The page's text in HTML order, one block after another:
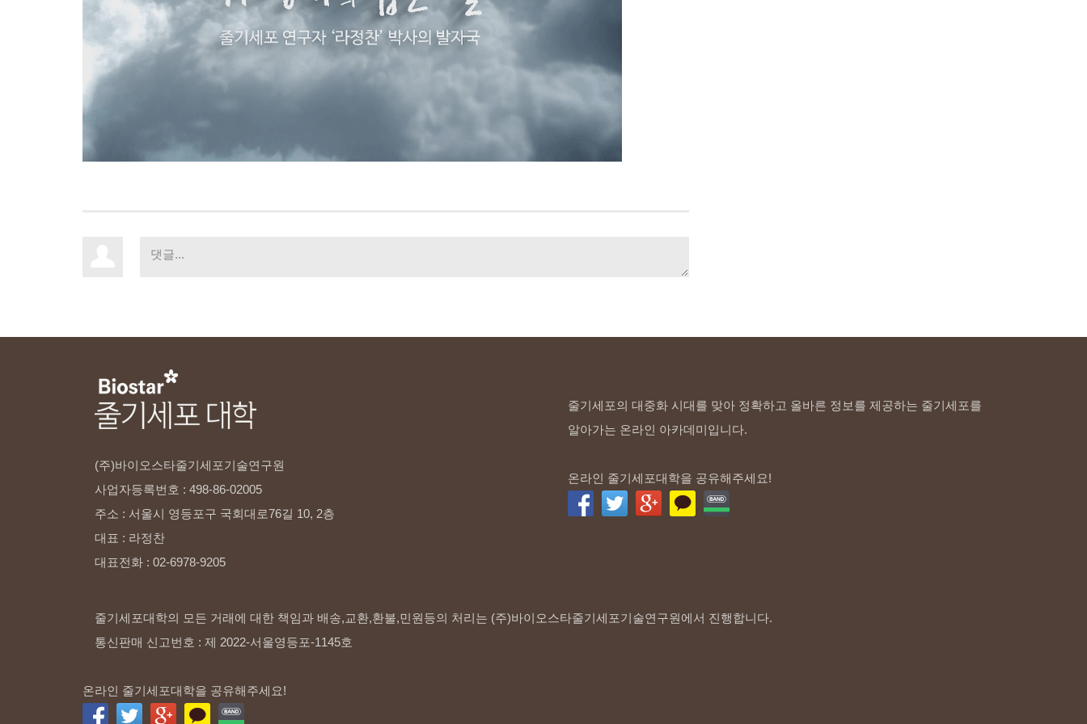
(주)바이오스타줄기세포기술연구원
사업자등록번호 : 498-86-02005
주소 : 서울시 영등포구 국회대로76길 10, 2층
대표 : 라정찬
대표전화 : 02-6978-9205
줄기세포의 대중화 시대를 맞아 정확하고 올바른 정보를 제공하는 줄기세포를
알아가는 온라인 아카데미입니다.
온라인 줄기세포대학을 공유해주세요!
줄기세포대학의 모든 거래에 대한 책임과 배송,교환,환불,민원등의 처리는 (주)바이오스타줄기세포기술연구원에서 진행합니다.
통신판매 신고번호 : 제 2022-서울영등포-1145호
온라인 줄기세포대학을 공유해주세요!